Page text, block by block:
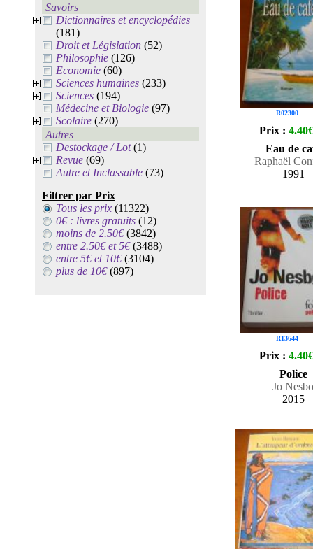
Savoirs
Dictionnaires et encyclopédies
(181)
Droit et Législation (52)
Philosophie (126)
Economie (60)
Sciences humaines (233)
Sciences (194)
Médecine et Biologie (97)
Scolaire (270)
Autres
Destockage / Lot(1)
Revue (69)
Autre et Inclassable (73)
Filtrer par Prix
Tous les prix (11322)
0€ : livres gratuits (12)
moins de 2.50€(3842)
entre 2.50€ et 5€(3488)
entre 5€ et 10€(3104)
plus de 10€(897)
R02300
Prix : 4.40€
Eau de
Raphaël
1991
R13644
Prix : 4.40€
Police
Jo Nesbo
2015